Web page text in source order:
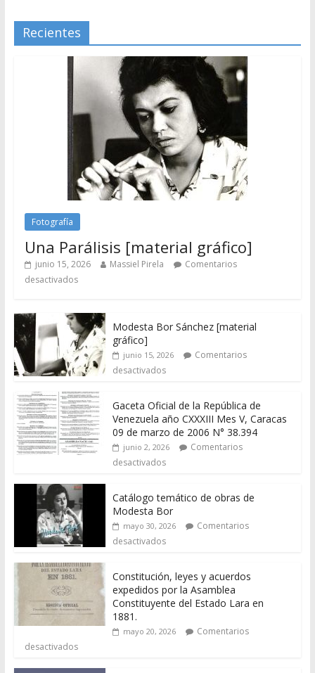
Recientes
Fotografía
Una Parálisis [material gráfico]
junio 15, 2026 Massiel Pirela
Comentarios
desactivados
Modesta Bor Sánchez [material
gráfico]
junio 15, 2026
Comentarios
desactivados
Gaceta Oficial de la República de
Venezuela año CXXXIII Mes V, Caracas
09 de marzo de 2006 N° 38.394
junio 2, 2026
Comentarios
desactivados
Catálogo temático de obras de
Modesta Bor
mayo 30, 2026
Comentarios
desactivados
Constitución, leyes y acuerdos
expedidos por la Asamblea
Constituyente del Estado Lara en
1881.
mayo 20, 2026
Comentarios
desactivados